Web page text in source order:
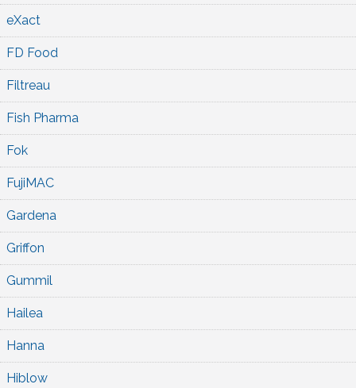
eXact
FD Food
Filtreau
Fish Pharma
Fok
FujiMAC
Gardena
Griffon
Gummil
Hailea
Hanna
Hiblow